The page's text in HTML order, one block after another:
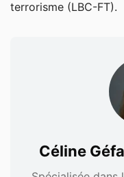
terrorisme (LBC-FT).
Céline